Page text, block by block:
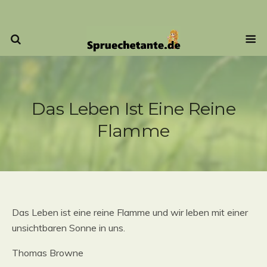
Das Leben Ist Eine Reine
Flamme
Das Leben ist eine reine Flamme und wir leben mit einer
unsichtbaren Sonne in uns.
Thomas Browne